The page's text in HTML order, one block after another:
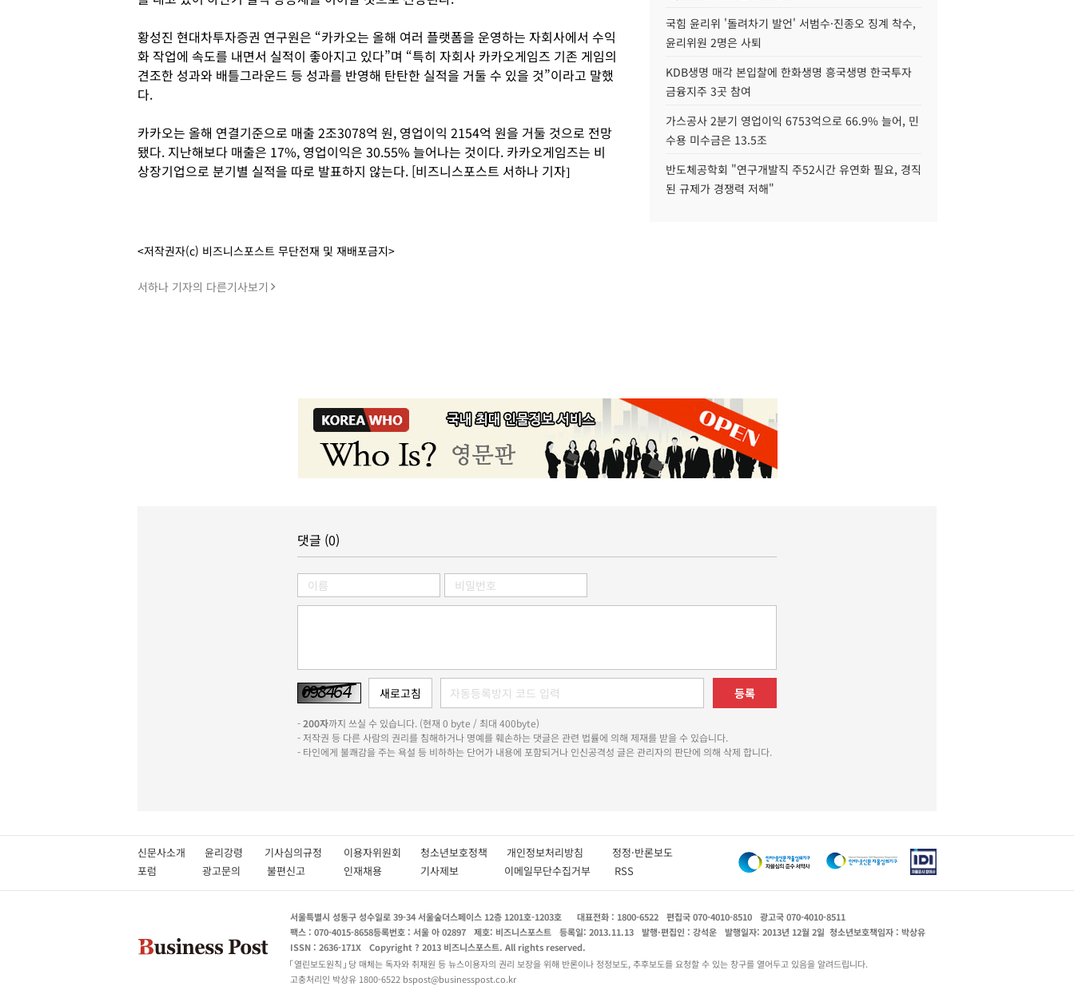
황성진 현대차투자증권 연구원은 “카카오는 올해 여러 플랫폼을 운영하는 자회사에서 수익
화 작업에 속도를 내면서 실적이 좋아지고 있다”며 “특히 자회사 카카오게임즈 기존 게임의
견조한 성과와 배틀그라운드 등 성과를 반영해 탄탄한 실적을 거둘 수 있을 것”이라고 말했
다.
카카오는 올해 연결기준으로 매출 2조3078억 원, 영업이익 2154억 원을 거둘 것으로 전망
됐다. 지난해보다 매출은 17%, 영업이익은 30.55% 늘어나는 것이다. 카카오게임즈는 비
상장기업으로 분기별 실적을 따로 발표하지 않는다. [비즈니스포스트 서하나 기자]
<저작권자(c) 비즈니스포스트 무단전재 및 재배포금지>
서하나 기자의 다른기사보기
국힘 윤리위 '돌려차기 발언' 서범수·진종오 징계 착수,
윤리위원 2명은 사퇴
KDB생명 매각 본입찰에 한화생명 흥국생명 한국투자
금융지주 3곳 참여
가스공사 2분기 영업이익 6753억으로 66.9% 늘어, 민
수용 미수금은 13.5조
반도체공학회 "연구개발직 주52시간 유연화 필요, 경직
된 규제가 경쟁력 저해"
댓글 (0)
등록
-200자까지 쓰실 수 있습니다. (현재 0 byte / 최대 400byte)
- 저작권 등 다른 사람의 권리를 침해하거나 명예를 훼손하는 댓글은 관련 법률에 의해 제재를 받을 수 있습니다.
- 타인에게 불쾌감을 주는 욕설 등 비하하는 단어가 내용에 포함되거나 인신공격성 글은 관리자의 판단에 의해 삭제 합니다.
신문사소개 윤리강령 기사심의규정 이용자위원회 청소년보호정책 개인정보처리방침 정정·반론보도
포럼
광고문의 불편신고 인재채용 기사제보 이메일무단수집거부 RSS
서울특별시 성동구 성수일로 39-34 서울숲더스페이스 12층 1201호-1203호 대표전화 : 1800-6522 편집국 070-4010-8510
광고국 070-4010-8511
팩스 : 070-4015-8658등록번호 : 서울 아 02897 제호: 비즈니스포스트 등록일: 2013.11.13 발행·편집인 : 강석운 발행일자: 2013년 12월 2일 청소년보호책임자 : 박상유
ISSN : 2636-171X
Copyright ? 2013 비즈니스포스트. All rights reserved.
열린보도원칙
당 매체는 독자와 취재원 등 뉴스이용자의 권리 보장을 위해 반론이나 정정보도, 추후보도를 요청할 수 있는 창구를 열어두고 있음을 알려드립니다.
고충처리인 박상유 1800-6522 bspost@businesspost.co.kr